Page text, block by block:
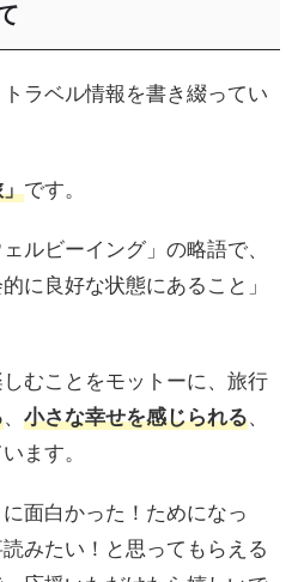
ラベル情報を書き綴ってい
です。
ルビーイング」の略語で、
に良好な状態にあること」
むことをモットーに、旅行
、 小さな幸せを感じられる、
ます。
面白かった！ためになっ
みたい！と思ってもらえる